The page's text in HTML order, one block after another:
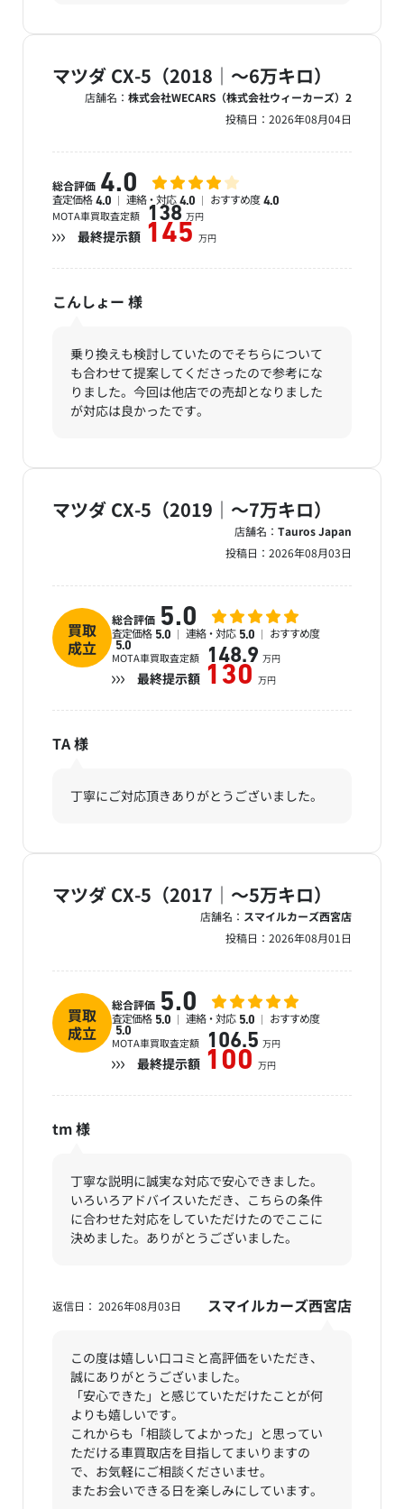
マツダ CX-5（2018｜～6万キロ）
店舗名： 株式会社WECARS（株式会社ウィーカーズ）2
投稿日： 2026年08月04日
総合評価 4.0
査定価格 4.0 連絡・対応 4.0 おすすめ度 4.0
MOTA車買取査定額 138 万円
最終提示額 145 万円
こんしょー 様
乗り換えも検討していたのでそちらについて
も合わせて提案してくださったので参考にな
りました。今回は他店での売却となりました
が対応は良かったです。
マツダ CX-5（2019｜～7万キロ）
店舗名： Tauros Japan
投稿日： 2026年08月03日
買取
成立
総合評価 5.0
査定価格 5.0 連絡・対応 5.0 おすすめ度
5.0
MOTA車買取査定額 148.9 万円
最終提示額 130 万円
TA様
丁寧にご対応頂きありがとうございました。
マツダ CX-5（2017｜～5万キロ）
店舗名： スマイルカーズ西宮店
投稿日： 2026年08月01日
買取
成立
総合評価 5.0
査定価格 5.0 連絡・対応 5.0 おすすめ度
5.0
MOTA車買取査定額 106.5 万円
最終提示額 100 万円
tm様
丁寧な説明に誠実な対応で安心できました。
いろいろアドバイスいただき、こちらの条件
に合わせた対応をしていただけたのでここに
決めました。ありがとうございました。
この度は嬉しい口コミと高評価をいただき、
誠にありがとうございました。
「安心できた」と感じていただけたことが何
よりも嬉しいです。
これからも「相談してよかった」と思ってい
ただける車買取店を目指してまいりますの
で、お気軽にご相談くださいませ。
またお会いできる日を楽しみにしています。
スマイルカーズ西宮店
返信日： 2026年08月03日